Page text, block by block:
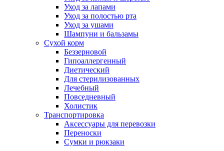
Уход за лапами
Уход за полостью рта
Уход за ушами
Шампуни и бальзамы
Сухой корм
Беззерновой
Гипоаллергенный
Диетический
Для стерилизованных
Лечебный
Повседневный
Холистик
Транспортировка
Аксессуары для перевозки
Переноски
Сумки и рюкзаки